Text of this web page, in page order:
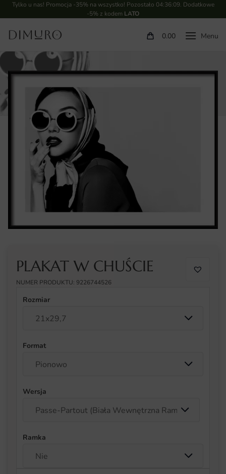
Tylko u nas! Promocja -35% na wszystko! Pozostało 04:36:08. Dodatkowe
-5% z kodem LATO
0.00
PLAKAT W CHUŚCIE
NUMER PRODUKTU: 9226744526
Rozmiar
Format
Wersja
Ramka